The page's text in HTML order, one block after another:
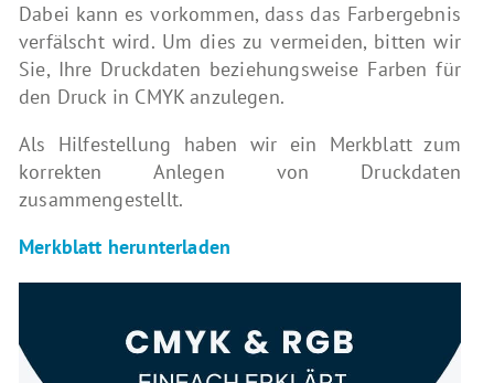
Dabei kann es vorkommen, dass das Farbergebnis
verfälscht wird. Um dies zu vermeiden, bitten wir
Sie, Ihre Druckdaten beziehungsweise Farben für
den Druck in CMYK anzulegen.
Als Hilfestellung haben wir ein Merkblatt zum
korrekten Anlegen von Druckdaten
zusammengestellt.
Merkblatt herunterladen